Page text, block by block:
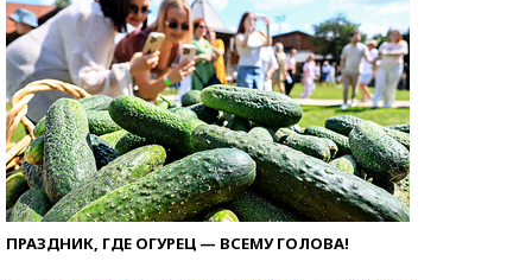
ПРАЗДНИК, ГДЕ ОГУРЕЦ — ВСЕМУ ГОЛОВА!